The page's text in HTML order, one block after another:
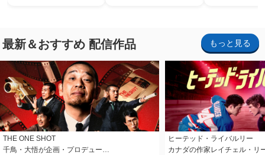
最新＆おすすめ 配信作品 もっと見る
THE ONE SHOT
千鳥・大悟が企画・プロデュー…
ヒーテッド・ライバルリー
カナダの作家レイチェル・リ